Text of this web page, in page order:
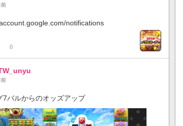
前
notifications
0
前
7バルからのオッズアップ